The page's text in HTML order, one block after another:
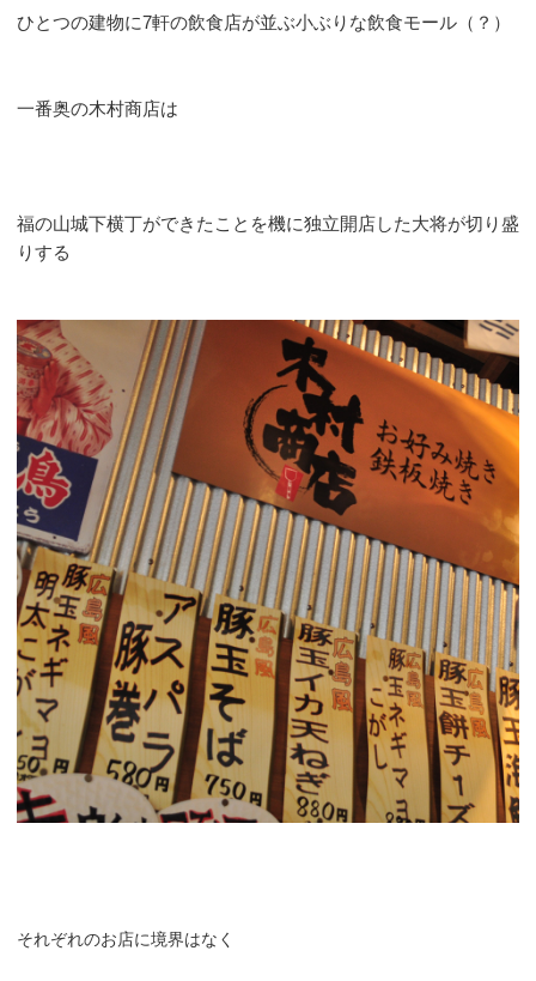
ひとつの建物に7軒の飲食店が並ぶ小ぶりな飲食モール（？）
一番奥の木村商店は
福の山城下横丁ができたことを機に独立開店した大将が切り盛
りする
それぞれのお店に境界はなく